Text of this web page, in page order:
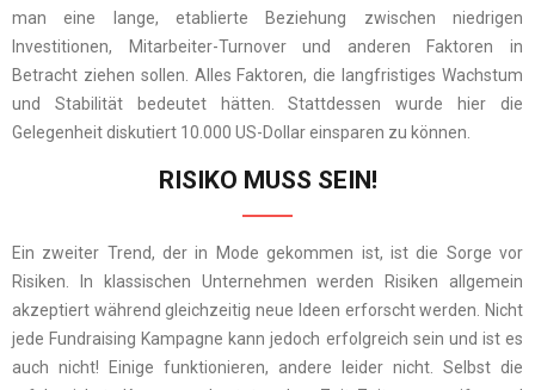
man eine lange, etablierte Beziehung zwischen niedrigen
Investitionen, Mitarbeiter-Turnover und anderen Faktoren in
Betracht ziehen sollen. Alles Faktoren, die langfristiges Wachstum
und Stabilität bedeutet hätten. Stattdessen wurde hier die
Gelegenheit diskutiert 10.000 US-Dollar einsparen zu können.
RISIKO MUSS SEIN!
Ein zweiter Trend, der in Mode gekommen ist, ist die Sorge vor
Risiken. In klassischen Unternehmen werden Risiken allgemein
akzeptiert während gleichzeitig neue Ideen erforscht werden. Nicht
jede Fundraising Kampagne kann jedoch erfolgreich sein und ist es
auch nicht! Einige funktionieren, andere leider nicht. Selbst die